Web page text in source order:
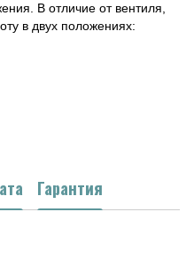
В отличие от вентиля,
в двух положениях:
Гарантия